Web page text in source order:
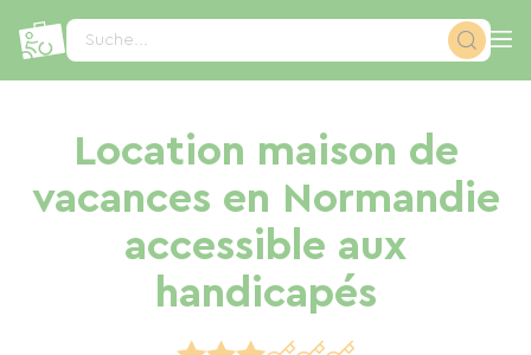
Suche...
Location maison de
vacances en Normandie
accessible aux
handicapés
Cookie-Einstellungen